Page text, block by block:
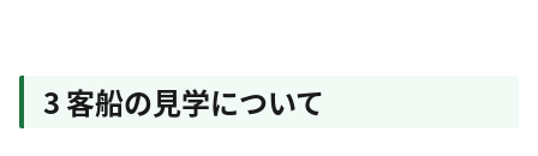
3 客船の見学について